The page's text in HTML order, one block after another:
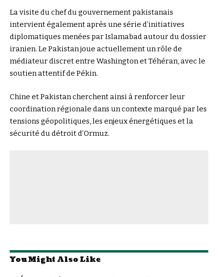
La visite du chef du gouvernement pakistanais
intervient également après une série d’initiatives
diplomatiques menées par Islamabad autour du dossier
iranien. Le Pakistan joue actuellement un rôle de
médiateur discret entre Washington et Téhéran, avec le
soutien attentif de Pékin.
Chine et Pakistan cherchent ainsi à renforcer leur
coordination régionale dans un contexte marqué par les
tensions géopolitiques, les enjeux énergétiques et la
sécurité du détroit d’Ormuz.
You Might Also Like